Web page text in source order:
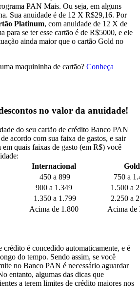
PAN Mais. Ou seja, em alguns
Sua anuidade é de 12 X R$29,16. Por
Platinum, com anuidade de 12 X de
para se ter esse cartão é de R$5000, e ele
ainda maior que o cartão Gold no
maquininha de cartão? Conheça
no valor da anuidade!
do seu cartão de crédito Banco PAN
acordo com sua faixa de gastos, e sair
em quais faixas de gasto (em R$) você
Internacional
Gold
450 a 899
750 a
900 a 1.349
1.500 a
1.350 a 1.799
2.250 a
Acima de 1.800 Acima de
crédito é concedido automaticamente, e é
do tempo. Sendo assim, se você
no Banco PAN é necessário aguardar
entanto, algumas das dicas que
a terem limites de crédito maiores nos